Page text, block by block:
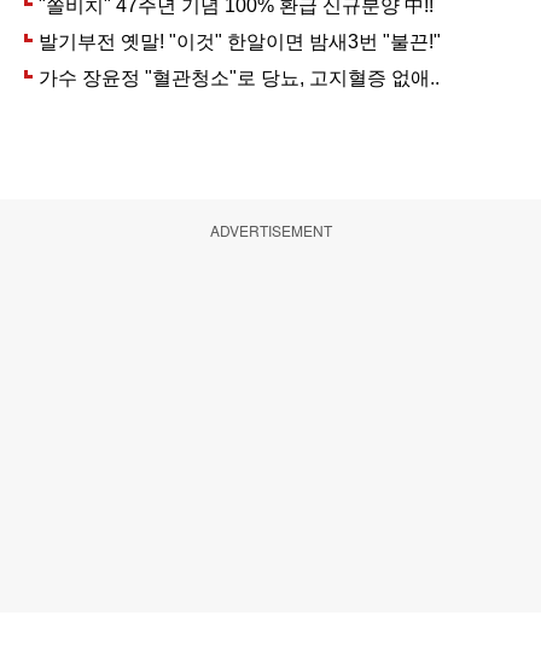
ADVERTISEMENT